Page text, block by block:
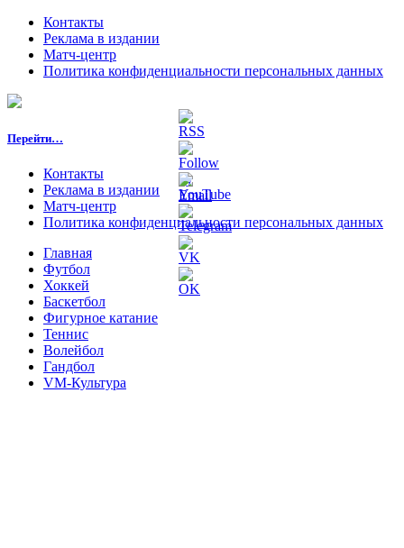
Контакты
Реклама в издании
Матч-центр
Политика конфиденциальности персональных данных
Перейти…
Контакты
Реклама в издании
Матч-центр
Политика конфиденциальности персональных данных
Главная
Футбол
Хоккей
Баскетбол
Фигурное катание
Теннис
Волейбол
Гандбол
VM-Культура